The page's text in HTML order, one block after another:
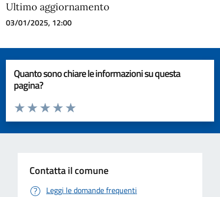
Ultimo aggiornamento
03/01/2025, 12:00
Quanto sono chiare le informazioni su questa
pagina?
Valuta da 1 a 5 stelle la pagina
Valuta 5 stelle su 5
Valuta 4 stelle su 5
Valuta 3 stelle su 5
Valuta 2 stelle su 5
Valuta 1 stelle su 5
Contatta il comune
Leggi le domande frequenti